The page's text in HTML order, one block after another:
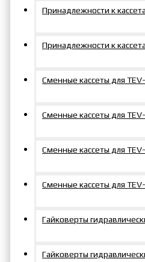
Принадлежности к
Принадлежности к
Сменные кассеты для
Сменные кассеты для
Сменные кассеты для
Сменные кассеты для
Гайковерты
Гайковерты